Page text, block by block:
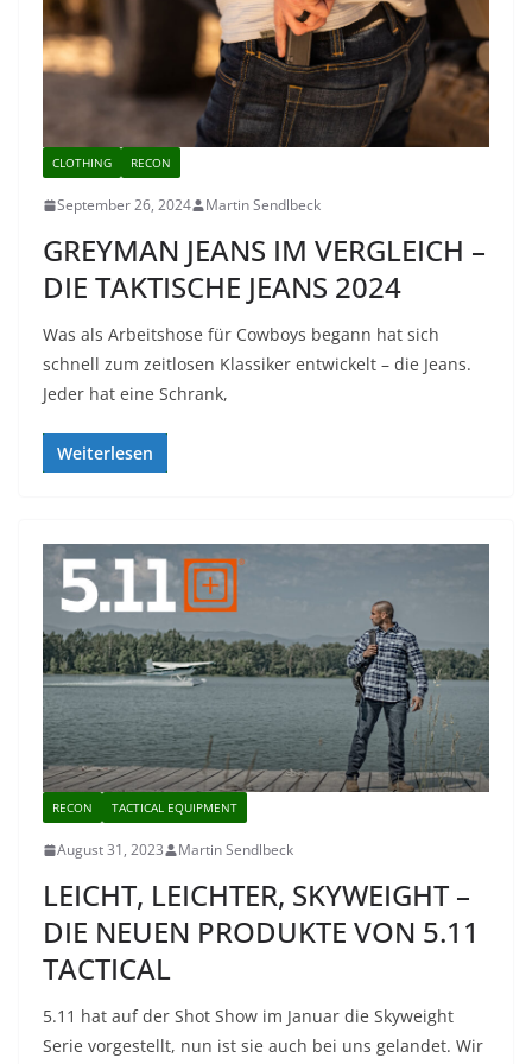
CLOTHING RECON
September 26, 2024 Martin Sendlbeck
GREYMAN JEANS IM VERGLEICH –
DIE TAKTISCHE JEANS 2024
Was als Arbeitshose für Cowboys begann hat sich
schnell zum zeitlosen Klassiker entwickelt – die Jeans.
Jeder hat eine Schrank,
Weiterlesen
RECON TACTICAL EQUIPMENT
August 31, 2023 Martin Sendlbeck
LEICHT, LEICHTER, SKYWEIGHT –
DIE NEUEN PRODUKTE VON 5.11
TACTICAL
5.11 hat auf der Shot Show im Januar die Skyweight
Serie vorgestellt, nun ist sie auch bei uns gelandet. Wir